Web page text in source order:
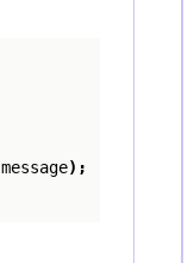
message);